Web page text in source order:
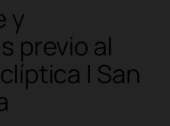
y
previo al
| San